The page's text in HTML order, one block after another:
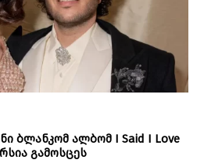
ბლანკომ ალბომ I Said I Love
გამოსცეს